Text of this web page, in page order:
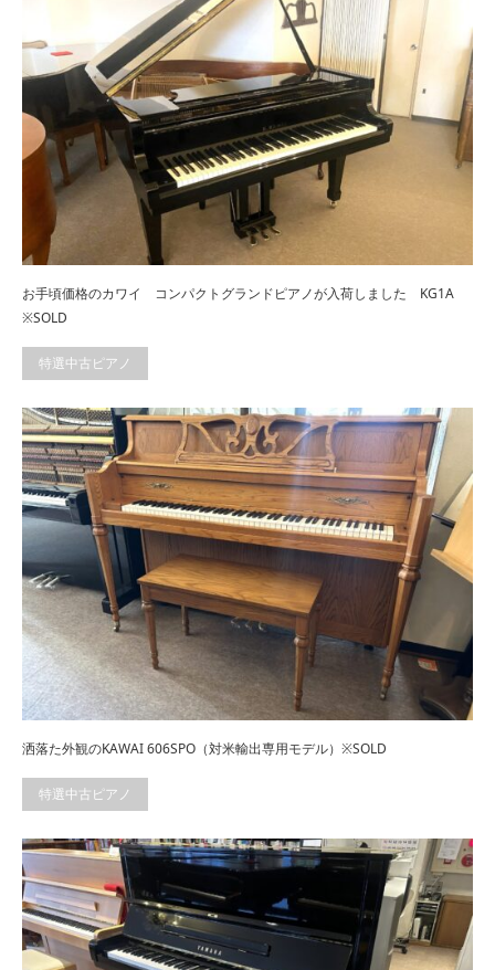
お手頃価格のカワイ コンパクトグランドピアノが入荷しました KG1A
※SOLD
特選中古ピアノ
洒落た外観のKAWAI 606SPO（対米輸出専用モデル）※SOLD
特選中古ピアノ